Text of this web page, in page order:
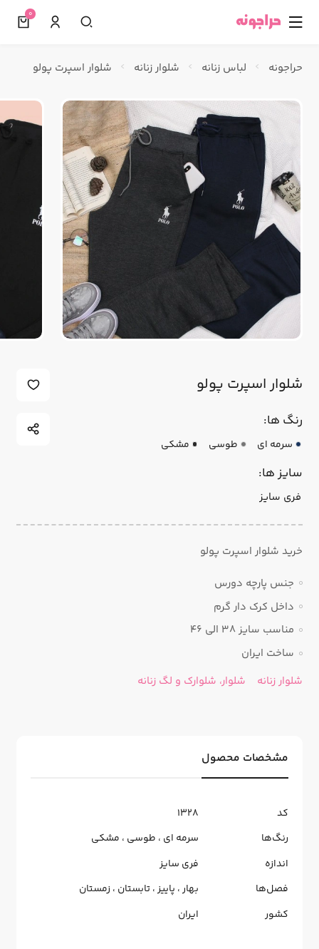
☰
0
حراجونه لباس زنانه شلوار زنانه شلوار اسپرت پولو
شلوار اسپرت پولو
رنگ ها:
سرمه ای طوسی مشکی
سایز ها:
فری سایز
خرید شلوار اسپرت پولو
جنس پارچه دورس
داخل کرک دار گرم
مناسب سایز 38 الی 46
ساخت ایران
شلوار زنانه
شلوار، شلوارک و لگ زنانه
مشخصات محصول
کد
1328
رنگ‌ها
سرمه ای ، طوسی ، مشکی
اندازه
فری سایز
فصل‌ها
بهار، پاییز،تابستان ، زمستان
کشور
ایران